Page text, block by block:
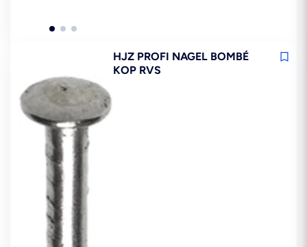
HJZ PROFI NAGEL BOMBÉ
KOP RVS